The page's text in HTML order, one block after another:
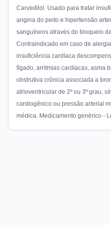
Carvedilol. Usado para tratar
angina do peito e hipertensão
sanguíneos através do bloqueio
Contraindicado em caso de
insuficiência cardíaca
fígado, arritmias cardíacas, asma
obstrutiva crônica associada a
atrioventricular de 2º ou 3º grau,
cardiogênico ou pressão arterial
médica. Medicamento genérico -